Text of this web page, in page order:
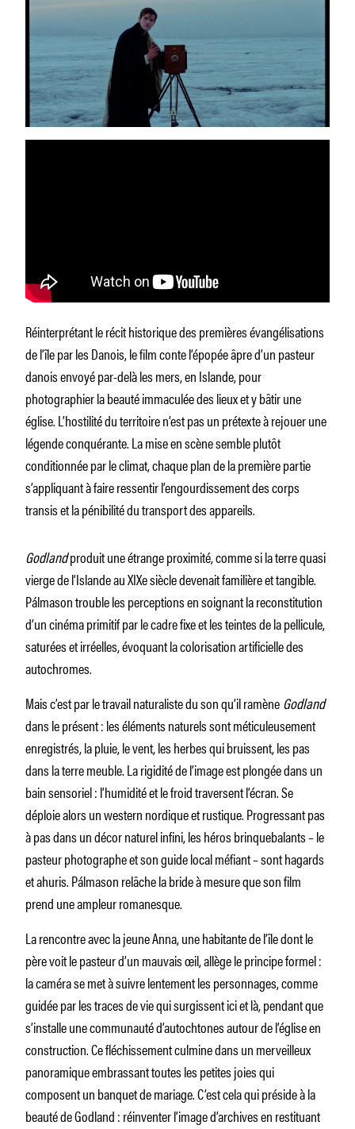
Réinterprétant le récit historique des premières évangélisations
de l’île par les Danois, le film conte l’épopée âpre d’un pasteur
danois envoyé par-delà les mers, en Islande, pour
photographier la beauté immaculée des lieux et y bâtir une
église. L’hostilité du territoire n’est pas un prétexte à rejouer une
légende conquérante. La mise en scène semble plutôt
conditionnée par le climat, chaque plan de la première partie
s’appliquant à faire ressentir l’engourdissement des corps
transis et la pénibilité du transport des appareils.
Godlandproduit une étrange proximité, comme si la terre quasi
vierge de l’Islande au XIXe siècle devenait familière et tangible.
Pálmason trouble les perceptions en soignant la reconstitution
d’un cinéma primitif par le cadre fixe et les teintes de la pellicule,
saturées et irréelles, évoquant la colorisation artificielle des
autochromes.
Mais c’est par le travail naturaliste du son qu’il ramèneGodland
dans le présent : les éléments naturels sont méticuleusement
enregistrés, la pluie, le vent, les herbes qui bruissent, les pas
dans la terre meuble. La rigidité de l’image est plongée dans un
bain sensoriel : l’humidité et le froid traversent l’écran. Se
déploie alors un western nordique et rustique. Progressant pas
à pas dans un décor naturel infini, les héros brinquebalants – le
pasteur photographe et son guide local méfiant – sont hagards
et ahuris. Pálmason relâche la bride à mesure que son film
prend une ampleur romanesque.
La rencontre avec la jeune Anna, une habitante de l’île dont le
père voit le pasteur d’un mauvais œil, allège le principe formel :
la caméra se met à suivre lentement les personnages, comme
guidée par les traces de vie qui surgissent ici et là, pendant que
s’installe une communauté d’autochtones autour de l’église en
construction. Ce fléchissement culmine dans un merveilleux
panoramique embrassant toutes les petites joies qui
composent un banquet de mariage. C’est cela qui préside à la
beauté de Godland : réinventer l’image d’archives en restituant